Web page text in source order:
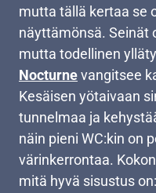
mutta tällä kertaa se
näyttämönsä. Seinät
mutta todellinen
Nocturnevangitsee
Kesäisen yötaivaan
tunnelmaa ja
näin pieni WC:kin on
värinkerrontaa.
mitä hyvä sisustus